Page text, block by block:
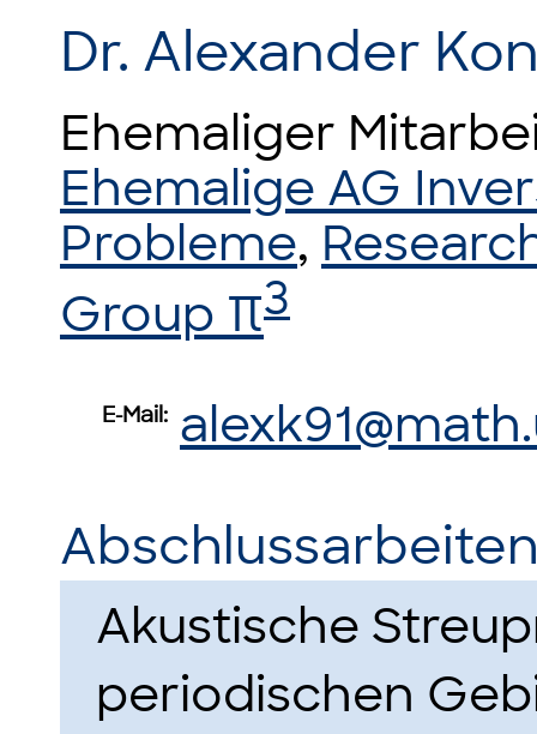
Dr. Alexander
Ehemaliger
Ehemalige AG
Probleme,
Group π3
E-Mail:
Akustische
periodischen